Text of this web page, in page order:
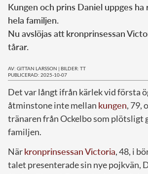
Kungen och prins Daniel uppges
hela familjen.
Nu avslöjas att kronprinsessan
tårar.
AV: GITTAN LARSSON | BILDER: TT
PUBLICERAD: 2025-10-07
Det var långt ifrån kärlek vid första
åtminstone inte mellan kungen, 79,
tränaren från Ockelbo som plötsligt
familjen.
Närkronprinsessan Victoria, 48, i
talet presenterade sin nye pojkvän,